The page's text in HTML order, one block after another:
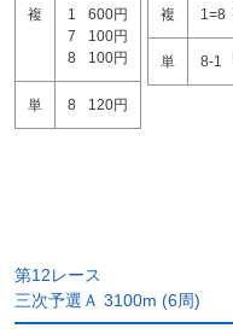
複 1
600円
7
100円
8
100円
単 8 120円
複 1=8
単 8-1
第12レース
三次予選Ａ 3100m (6周)